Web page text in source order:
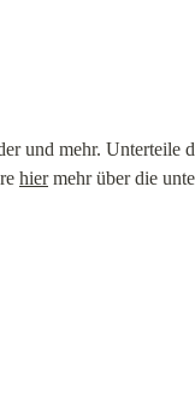
und mehr. Unterteile
hier mehr über die